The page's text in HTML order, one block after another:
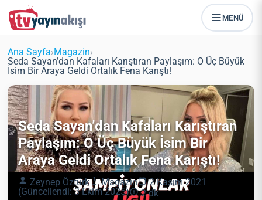
MENÜ
Ana Sayfa›Magazin›
Seda Sayan’dan Kafaları Karıştıran Paylaşım: O Üç Büyük
İsim Bir Araya Geldi Ortalık Fena Karıştı!
Seda Sayan’dan Kafaları Karıştıran
Paylaşım: O Üç Büyük İsim Bir
Araya Geldi Ortalık Fena Karıştı!
Zeynep Öztürk Magazin
2 Kasım 2021
(Güncellendi: 3 Ekim 2025)
2 dk